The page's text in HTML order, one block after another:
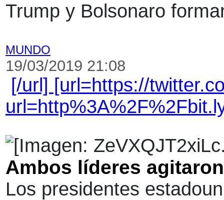
Trump y Bolsonaro
MUNDO
19/03/2019 21:08
[/url] [url=https://
Ambos líderes
Los presidentes